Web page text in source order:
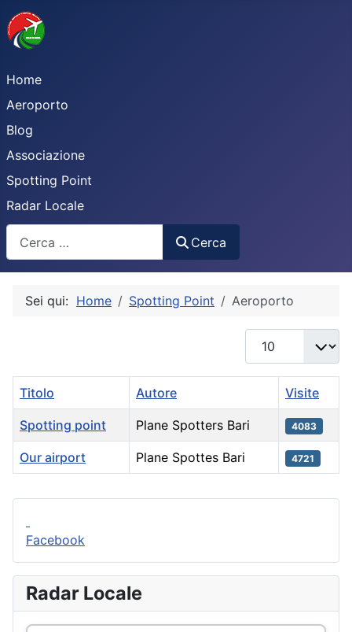
Home
Aeroporto
Blog
Associazione
Spotting Point
Radar Locale
Cerca
Sei qui: Home Spotting Point Aeroporto
Visualizza #
Titolo Autore Visite
Spotting point Plane Spotters Bari 4083
Our airport Plane Spottes Bari 4721
Facebook
Radar Locale